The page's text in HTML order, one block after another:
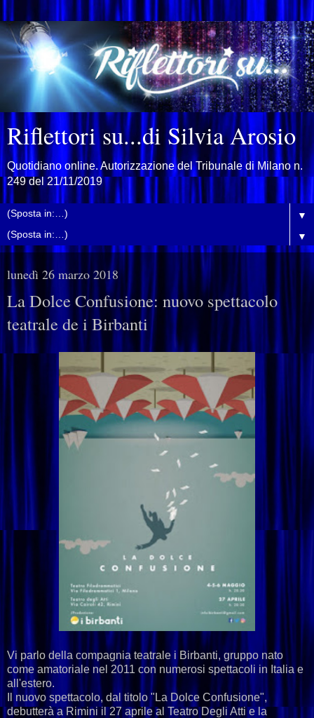
Riflettori su...di Silvia Arosio
Quotidiano online. Autorizzazione del Tribunale di Milano n.
249 del 21/11/2019
▼
▼
lunedì 26 marzo 2018
La Dolce Confusione: nuovo spettacolo
teatrale de i Birbanti
Vi parlo della compagnia teatrale i Birbanti, gruppo nato
come amatoriale nel 2011 con numerosi spettacoli in Italia e
all'estero.
Il nuovo spettacolo, dal titolo "La Dolce Confusione",
debutterà a Rimini il 27 aprile al Teatro Degli Atti e la